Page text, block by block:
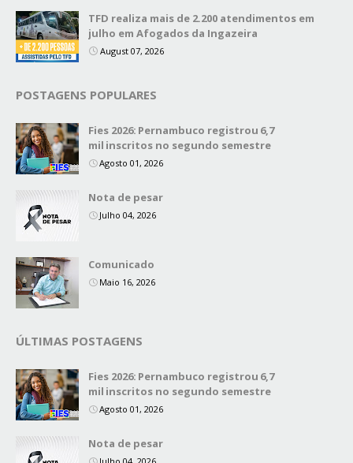
TFD realiza mais de 2.200 atendimentos em
julho em Afogados da Ingazeira
August 07, 2026
POSTAGENS POPULARES
Fies 2026: Pernambuco registrou 6,7
mil inscritos no segundo semestre
Agosto 01, 2026
Nota de pesar
Julho 04, 2026
Comunicado
Maio 16, 2026
ÚLTIMAS POSTAGENS
Fies 2026: Pernambuco registrou 6,7
mil inscritos no segundo semestre
Agosto 01, 2026
Nota de pesar